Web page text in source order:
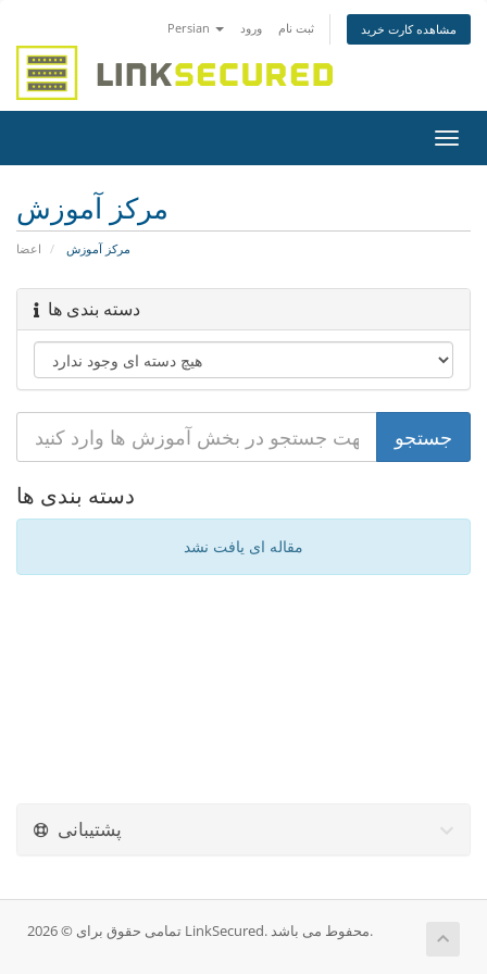
Persian ورود ثبت نام مشاهده کارت خرید
تغییر
مرکز آموزش
اعضا مرکز آموزش
دسته بندی ها
دسته بندی ها
مقاله ای یافت نشد
پشتیبانی
تمامی حقوق برای © 2026 LinkSecured. محفوط می باشد.